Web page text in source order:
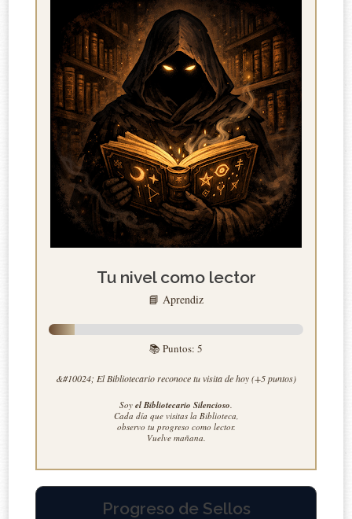
Tu nivel como lector
📘 Aprendiz
📚 Puntos: 5
&#10024; El Bibliotecario reconoce tu visita de hoy (+5 puntos)
Soy el Bibliotecario Silencioso.
Cada día que visitas la Biblioteca,
observo tu progreso como lector.
Vuelve mañana.
Progreso de Sellos